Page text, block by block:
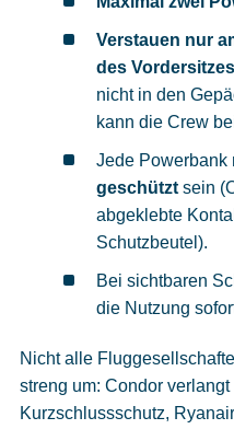
Verstauen nur
des
nicht in den
kann die Crew
Jede Powerbank
geschütztsein
abgeklebte
Schutzbeutel).
Bei sichtbaren
die Nutzung
Nicht alle
streng um: Condor
Kurzschlussschutz,